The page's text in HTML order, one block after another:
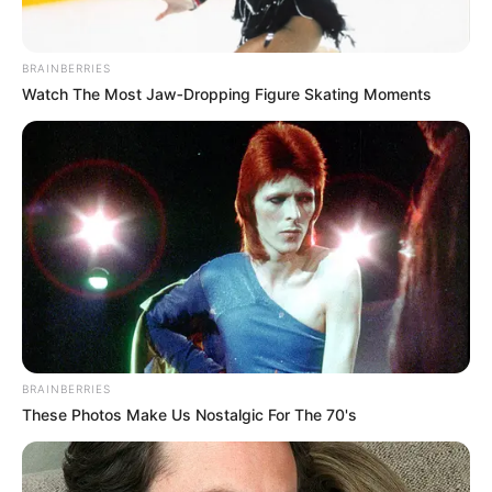
BRAINBERRIES
Watch The Most Jaw‑Dropping Figure Skating Moments
BRAINBERRIES
These Photos Make Us Nostalgic For The 70's